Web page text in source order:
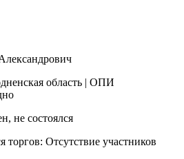
область | ОПИ
не состоялся
Отсутствие участников